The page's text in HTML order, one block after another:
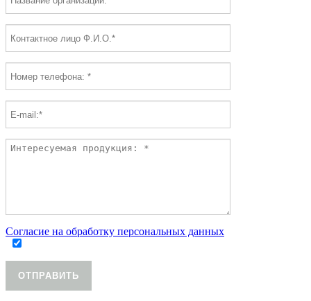
Согласие на обработку персональных данных
ОТПРАВИТЬ